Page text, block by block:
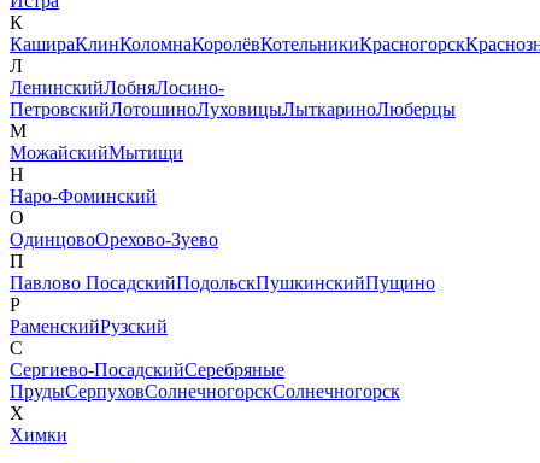
К
КашираКлинКоломнаКоролёвКотельникиКрасногорск
Л
ЛенинскийЛобняЛосино-
ПетровскийЛотошиноЛуховицыЛыткариноЛюберцы
М
МожайскийМытищи
Н
Наро-Фоминский
О
ОдинцовоОрехово-Зуево
П
Павлово ПосадскийПодольскПушкинскийПущино
Р
РаменскийРузский
С
Сергиево-ПосадскийСеребряные
ПрудыСерпуховСолнечногорскСолнечногорск
Х
Химки